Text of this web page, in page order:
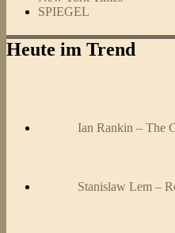
SPIEGEL
Heute im Trend
Ian Rankin – The
Stanislaw Lem –